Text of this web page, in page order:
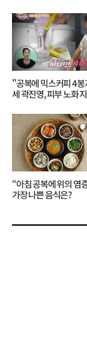
"공복에 믹스커피 4
세 곽진영, 피부 노화
“아침 공복에 위의 염
가장 나쁜 음식은?